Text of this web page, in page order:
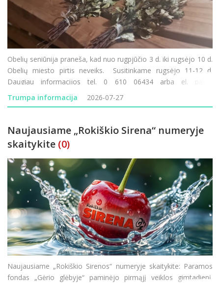
Obelių seniūnija praneša, kad nuo rugpjūčio 3 d. iki rugsėjo 10 d.
Obelių miesto pirtis neveiks. Susitinkame rugsėjo 11-12 d.
Daugiau informacijos tel. 0 610 06434 arba el. paštu
obeliu.seniunija@rokiskis.lt
Trumpa informacija 2026-07-27
Naujausiame „Rokiškio Sirena“ numeryje
skaitykite (0)
Naujausiame „Rokiškio Sirenos“ numeryje skaitykite: Paramos
fondas „Gėrio glėbyje“ paminėjo pirmąjį veiklos gimtadienį.